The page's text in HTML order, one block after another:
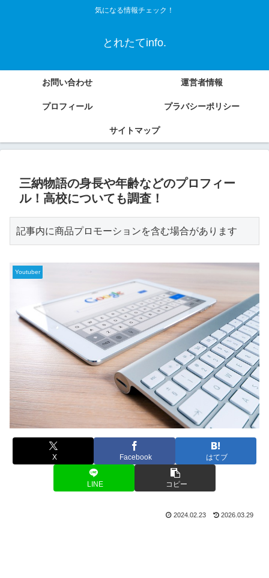
気になる情報チェック！
とれたてinfo.
お問い合わせ 運営者情報
プロフィール プラバシーポリシー
サイトマップ
三納物語の身長や年齢などのプロフィー
ル！高校についても調査！
記事内に商品プロモーションを含む場合があります
Youtuber
X Facebook はてブ
LINE コピー
2024.02.23 2026.03.29